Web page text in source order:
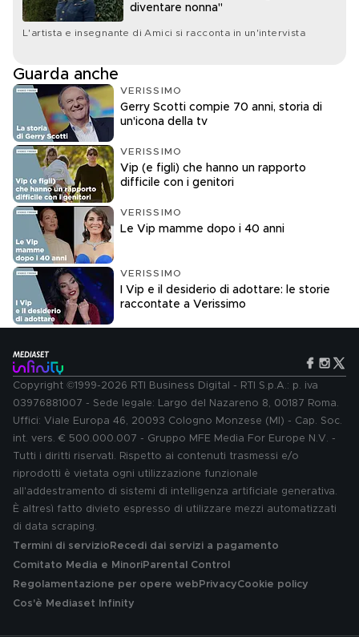
diventare nonna"
L'artista e insegnante di Amici si racconta in un'intervista
Guarda anche
VERISSIMO
Gerry Scotti compie 70 anni, storia di
un'icona della tv
VERISSIMO
Vip (e figli) che hanno un rapporto
difficile con i genitori
VERISSIMO
Le Vip mamme dopo i 40 anni
VERISSIMO
I Vip e il desiderio di adottare: le storie
raccontate a Verissimo
Copyright ©1999-2026 RTI Business Digital - RTI S.p.A.: p. iva
03976881007 - Sede legale: Largo del Nazareno 8, 00187 Roma.
Uffici: Viale Europa 46, 20093 Cologno Monzese (MI) - Cap. Soc.
int. vers. € 500.000.007 - Gruppo MFE Media For Europe N.V. -
Tutti i diritti riservati. Rispetto ai contenuti trasmessi e/o
riprodotti è vietata ogni utilizzazione funzionale
all'addestramento di sistemi di intelligenza artificiale generativa.
È altresì fatto divieto espresso di utilizzare mezzi automatizzati
di data scraping.
Termini di servizio Recedi dai servizi a pagamento
Comitato Media e MinoriParental Control
Regolamentazione per opere web PrivacyCookie policy
Cos'è Mediaset Infinity